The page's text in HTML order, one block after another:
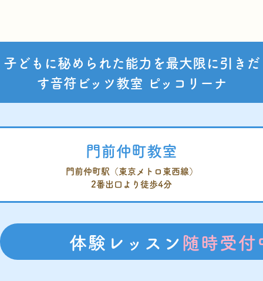
子どもに秘められた能力を最大限に引きだ
す音符ビッツ教室 ピッコリーナ
門前仲町教室
門前仲町駅 （東京メトロ東西線）
2番出口より徒歩4分
体験レッスン随時受付